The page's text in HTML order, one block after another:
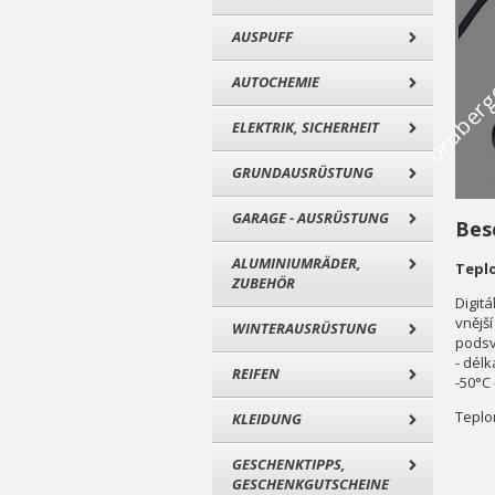
AUSPUFF
AUTOCHEMIE
ELEKTRIK, SICHERHEIT
GRUNDAUSRÜSTUNG
GARAGE - AUSRÜSTUNG
ALUMINIUMRÄDER,
ZUBEHÖR
WINTERAUSRÜSTUNG
REIFEN
KLEIDUNG
GESCHENKTIPPS,
GESCHENKGUTSCHEINE
-
-50°C